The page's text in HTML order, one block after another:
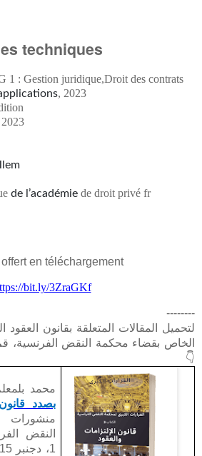
techniques :
: Gestion juridique,Droit des contrats ;
, 2023,
de l’académie de droit privé fr ;
en téléchargement :
bit.ly/3ZraGKf
--------
لتحميل المقالات المتعلقة بقانون
الخاص بقضاء محكمة النقض الفرنسية،
👇
محمد
بصدد قانون
منشورات
النقض
1، دجنبر 2015، تحت رقم 168.